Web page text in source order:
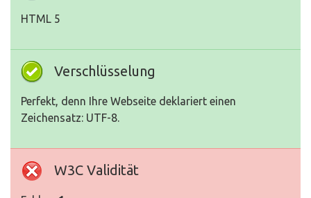
HTML 5
Verschlüsselung
Perfekt, denn Ihre Webseite deklariert einen
Zeichensatz: UTF-8.
W3C Validität